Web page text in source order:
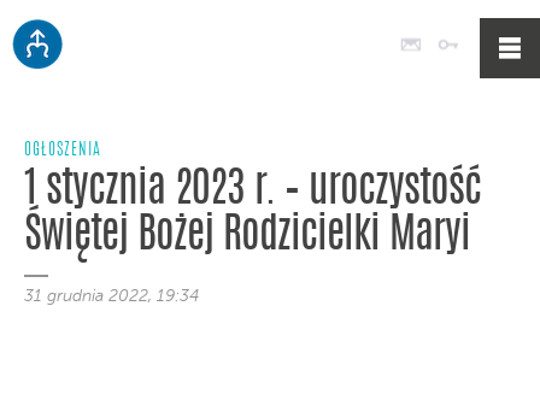
Poczta
OGŁOSZENIA
1 stycznia 2023 r. – uroczystość
Świętej Bożej Rodzicielki Maryi
31 grudnia 2022, 19:34